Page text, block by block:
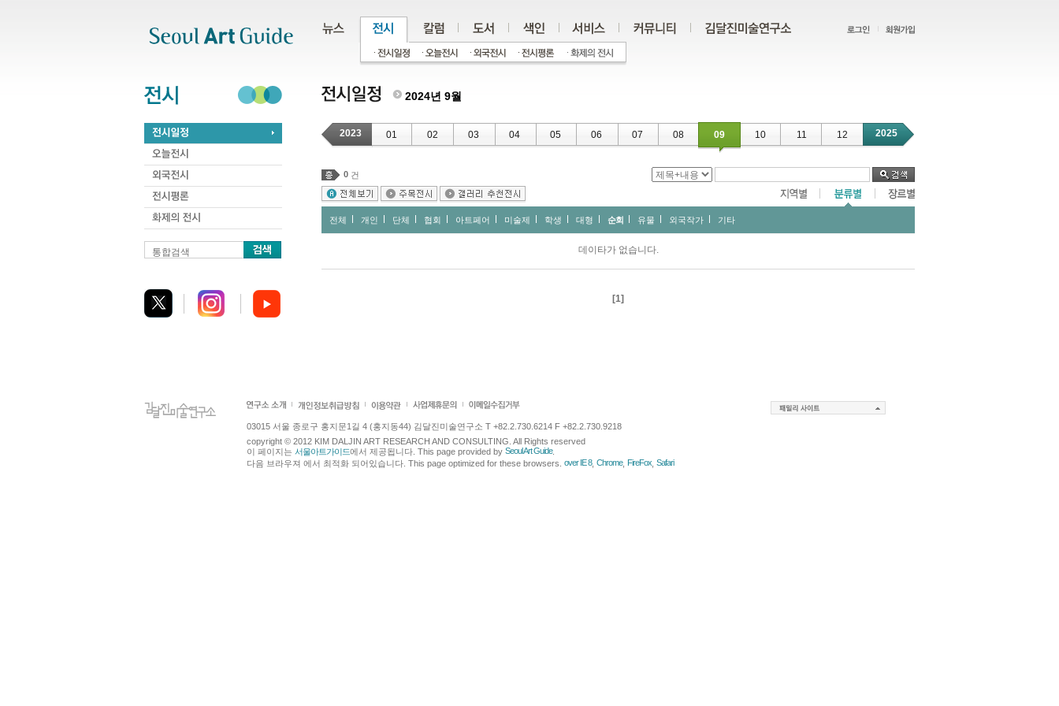
통합검색
2024년 9월
2023 01 02 03 04 05 06 07 08 09 10 11 12 2025
0 건
전체 개인 단체 협회 아트페어 미술제 학생 대형 순회 유물 외국작가 기타
데이타가 없습니다.
[1]
03015 서울 종로구 홍지문1길 4 (홍지동44) 김달진미술연구소 T +82.2.730.6214 F +82.2.730.9218
copyright © 2012 KIM DALJIN ART RESEARCH AND CONSULTING. All Rights reserved
이 페이지는 서울아트가이드에서 제공됩니다. This page provided by Seoul Art Guide.
다음 브라우져 에서 최적화 되어있습니다. This page optimized for these browsers. over IE 8, Chrome, FireFox Safari